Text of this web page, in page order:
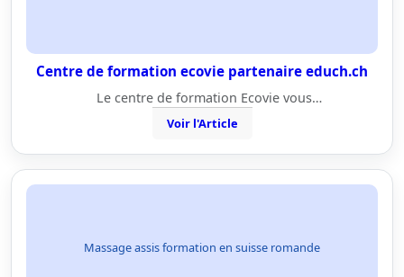
Centre de formation ecovie partenaire educh.ch
Le centre de formation Ecovie vous…
Voir l'Article
Massage assis formation en suisse romande